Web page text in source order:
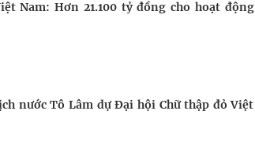
Nam: Hơn 21.100 tỷ đồng cho hoạt động
nước Tô Lâm dự Đại hội Chữ thập đỏ Việt